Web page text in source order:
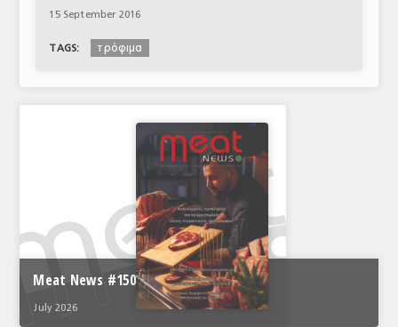
15 September 2016
TAGS: τρόφιμα
Meat News #150
July 2026